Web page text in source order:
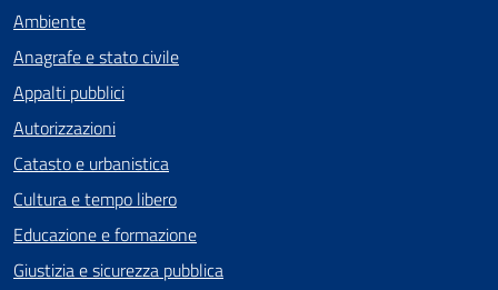
Ambiente
Anagrafe e stato civile
Appalti pubblici
Autorizzazioni
Catasto e urbanistica
Cultura e tempo libero
Educazione e formazione
Giustizia e sicurezza pubblica